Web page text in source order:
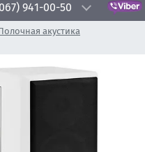
941-00-50
акустика